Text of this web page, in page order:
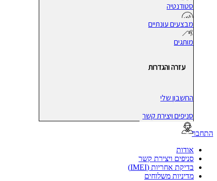
סטודנטיה
מבצעים עונתיים
מותגים
עזרה והגדרות
החשבון שלי
סניפים ויצירת קשר
אודות
סניפים ויצירת קשר
בדיקת אחריות (IMEI)
מדיניות משלוחים